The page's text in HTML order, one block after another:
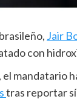
Jair
con
el mandatario
tras reportar